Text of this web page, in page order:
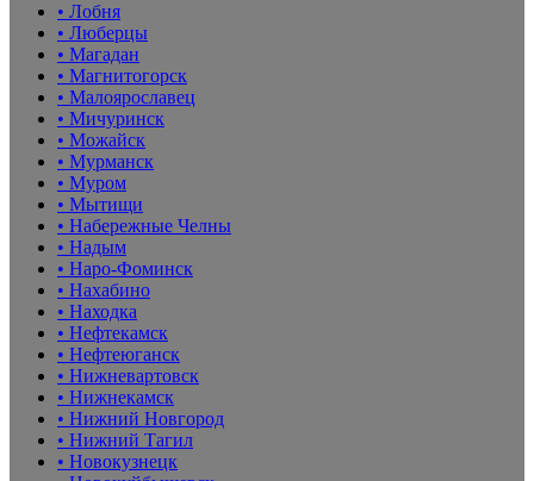
• Лобня
• Люберцы
• Магадан
• Магнитогорск
• Малоярославец
• Мичуринск
• Можайск
• Мурманск
• Муром
• Мытищи
• Набережные Челны
• Надым
• Наро-Фоминск
• Нахабино
• Находка
• Нефтекамск
• Нефтеюганск
• Нижневартовск
• Нижнекамск
• Нижний Новгород
• Нижний Тагил
• Новокузнецк